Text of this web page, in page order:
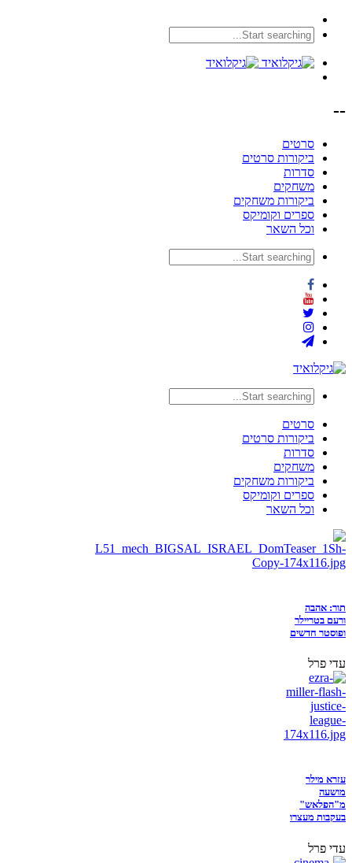
--
סרטים
ביקורות סרטים
סדרות
משחקים
ביקורות משחקים
ספרים וקומיקס
וכל השאר
סרטים
ביקורות סרטים
סדרות
משחקים
ביקורות משחקים
ספרים וקומיקס
וכל השאר
תור: אהבה
ורעם בטריילר
ופוסטר חדשים
עדי פרל
עזרא מילר
מושעה
מ"הפלאש"
בעקבות מעצרו
עדי פרל